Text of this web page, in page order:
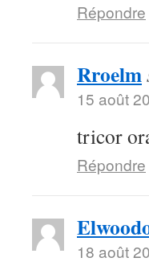
Répondre
Rroelm
15 août
tricor
Répondre
18 août